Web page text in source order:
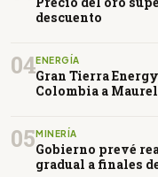
descuento
04ENERGÍA
Gran Tierra
Colombia a
05 MINERÍA
Gobierno prevé
gradual a finales